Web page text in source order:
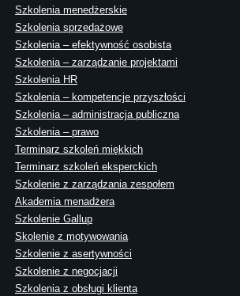
Szkolenia menedżerskie
Szkolenia sprzedażowe
Szkolenia – efektywność osobista
Szkolenia – zarządzanie projektami
Szkolenia HR
Szkolenia – kompetencje przyszłości
Szkolenia – administracja publiczna
Szkolenia – prawo
Terminarz szkoleń miękkich
Terminarz szkoleń eksperckich
Szkolenie z zarządzania zespołem
Akademia menadżera
Szkolenie Gallup
Skolenie z motywowania
Szkolenie z asertywności
Szkolenie z negocjacji
Szkolenia z obsługi klienta